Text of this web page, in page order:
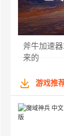
斧牛加速
来的
游戏推